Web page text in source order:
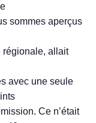
sommes aperçus
régionale, allait
avec une seule
Ce n’était